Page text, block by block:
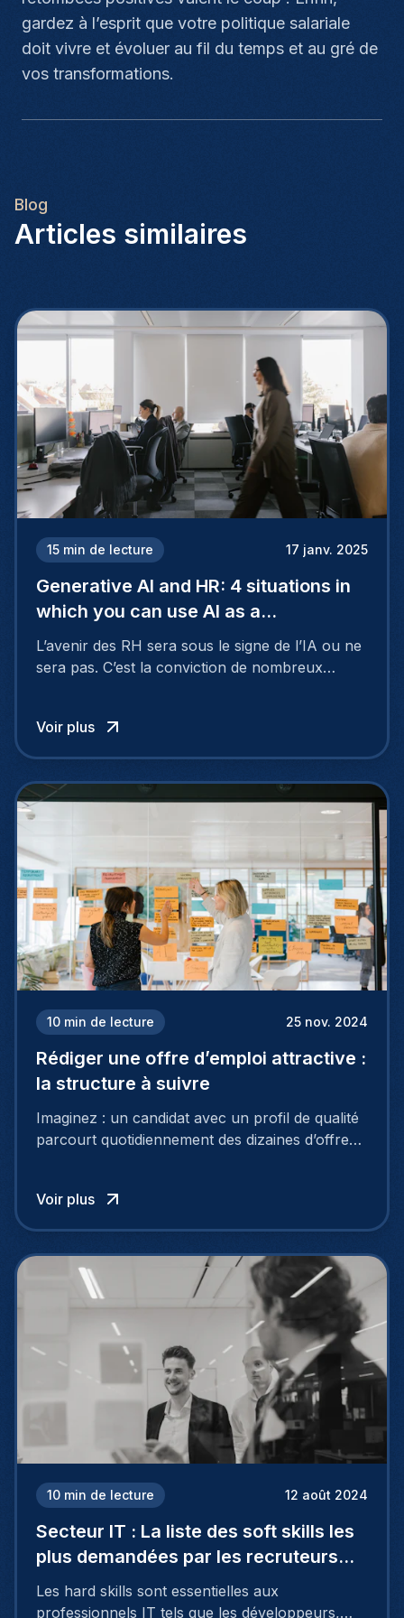
gardez à l’esprit que votre politique salariale
doit vivre et évoluer au fil du temps et au gré de
vos transformations.
Blog
Articles similaires
15 min de lecture 17 janv. 2025
Generative AI and HR: 4 situations in
which you can use AI as a
professional
L’avenir des RH sera sous le signe de l’IA ou ne
sera pas. C’est la conviction de nombreux
capable de faire gagner du temps et de prendre
des décisions stratégiques plus fiables et
professionnels RH de l’IA dans leur quotidien ?
Dans quelles situations des outils comme
ChatGPT peuvent-ils leur faire gagner un temps
précieux ?
Voir plus
10 min de lecture 25 nov. 2024
Rédiger une offre d’emploi attractive :
la structure à suivre
Imaginez : un candidat avec un profil de qualité
parcourt quotidiennement des dizaines d’offres
dynamisme et de précision elle passe inaperçue.
Voir plus
10 min de lecture 12 août 2024
Secteur IT : La liste des soft skills les
plus demandées par les recruteurs
dans les métiers IT
Les hard skills sont essentielles aux
professionnels IT tels que les développeurs,